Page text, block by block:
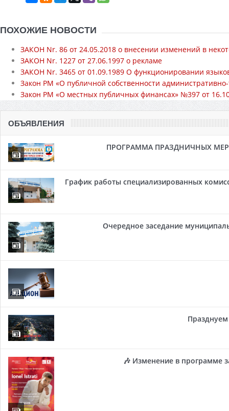
ПОХОЖИЕ НОВОСТИ
ЗАКОН Nr. 86 от 24.05.2018 о внесении изменений в
ЗАКОН Nr. 1227 от 27.06.1997 о рекламе
ЗАКОН Nr. 3465 от 01.09.1989 О функционировании
Закон РМ «О публичной собственности
Закон РМ «О местных публичных финансах» №397 от
ОБЪЯВЛЕНИЯ
ПРОГРАММА ПРАЗДНИЧНЫХ
График работы специализированных
Очередное заседание
Празднуем
🎶 Изменение в программе